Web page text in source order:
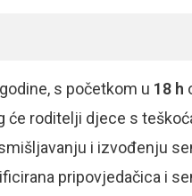
godine, s početkom u 18 h
će roditelji djece s
i izvođenju
pripovjedačica i